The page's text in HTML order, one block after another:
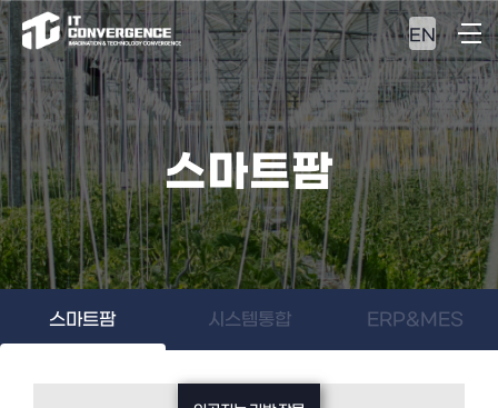
EN
스마트팜
스마트팜 시스템통합 ERP&MES